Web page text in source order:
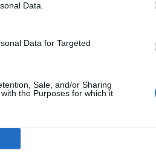
Data.
Data for Targeted
Sale, and/or Sharing
the Purposes for which it
można stawać się coraz
Przykładem takiej
chwili utracenia Lidii lub
liczyć na przyjaciela, który
się o niego, gdy ten